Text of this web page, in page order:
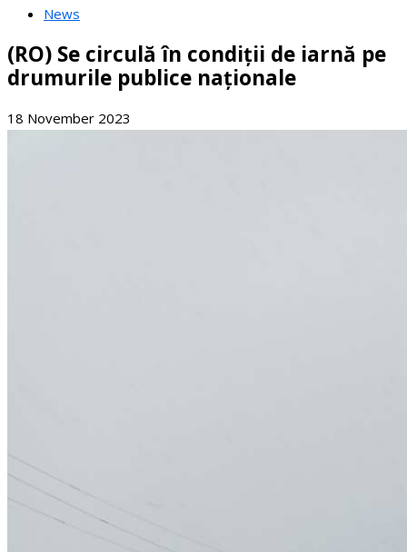
News
(RO) Se circulă în condiții de iarnă pe
drumurile publice naționale
18 November 2023